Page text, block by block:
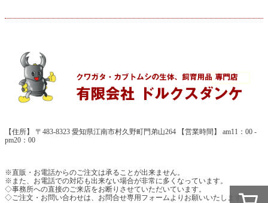
【住所】 〒483-8323 愛知県江南市村久野町門弟山264 【営業時間】 am11：00 -
pm20：00
※直販・お電話からのご注文は承ることが出来ません。
※また、お電話での対応も出来ない場合が非常に多くなっています。
◇事務所への直接のご来店をお断りさせていただいています。
◇ご注文・お問い合わせは、お問合せ専用フォームよりお願いいたします。